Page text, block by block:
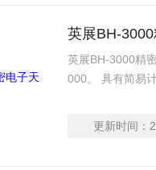
英展BH-
英展BH-3000精
000。 具有简易
更新时间：